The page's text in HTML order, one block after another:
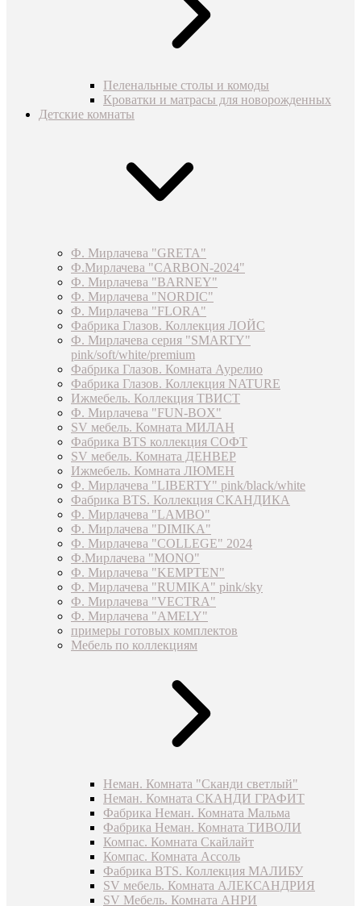
Пеленальные столы и комоды
Кроватки и матрасы для новорожденных
Детские комнаты
Ф. Мирлачева "GRETA"
Ф.Мирлачева "CARBON-2024"
Ф. Мирлачева "BARNEY"
Ф. Мирлачева "NORDIC"
Ф. Мирлачева "FLORA"
Фабрика Глазов. Коллекция ЛОЙС
Ф. Мирлачева серия "SMARTY"
pink/soft/white/premium
Фабрика Глазов. Комната Аурелио
Фабрика Глазов. Коллекция NATURE
Ижмебель. Коллекция ТВИСТ
Ф. Мирлачева "FUN-BOX"
SV мебель. Комната МИЛАН
Фабрика BTS коллекция СОФТ
SV мебель. Комната ДЕНВЕР
Ижмебель. Комната ЛЮМЕН
Ф. Мирлачева "LIBERTY" pink/black/white
Фабрика BTS. Коллекция СКАНДИКА
Ф. Мирлачева "LAMBO"
Ф. Мирлачева "DIMIKA"
Ф. Мирлачева "COLLEGE" 2024
Ф.Мирлачева "MONO"
Ф. Мирлачева "KEMPTEN"
Ф. Мирлачева "RUMIKA" pink/sky
Ф. Мирлачева "VECTRA"
Ф. Мирлачева "AMELY"
примеры готовых комплектов
Мебель по коллекциям
Неман. Комната "Сканди светлый"
Неман. Комната СКАНДИ ГРАФИТ
Фабрика Неман. Комната Мальма
Фабрика Неман. Комната ТИВОЛИ
Компас. Комната Скайлайт
Компас. Комната Ассоль
Фабрика BTS. Коллекция МАЛИБУ
SV мебель. Комната АЛЕКСАНДРИЯ
SV Мебель. Комната АНРИ